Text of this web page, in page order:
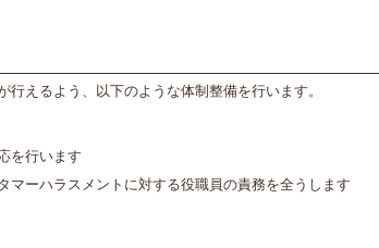
えるよう、以下のような体制整備を行います。
を行います
ーハラスメントに対する役職員の責務を全うします